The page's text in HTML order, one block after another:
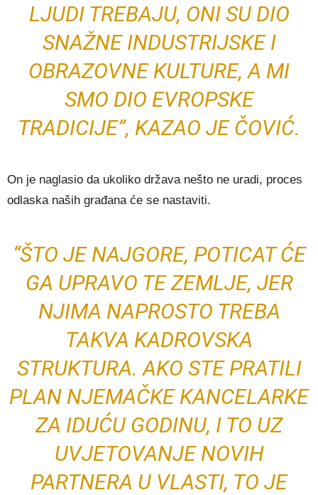
LJUDI TREBAJU, ONI SU DIO
SNAŽNE INDUSTRIJSKE I
OBRAZOVNE KULTURE, A MI
SMO DIO EVROPSKE
TRADICIJE”, KAZAO JE ČOVIĆ.
On je naglasio da ukoliko država nešto ne uradi, proces
odlaska naših građana će se nastaviti.
“ŠTO JE NAJGORE, POTICAT ĆE
GA UPRAVO TE ZEMLJE, JER
NJIMA NAPROSTO TREBA
TAKVA KADROVSKA
STRUKTURA. AKO STE PRATILI
PLAN NJEMAČKE KANCELARKE
ZA IDUĆU GODINU, I TO UZ
UVJETOVANJE NOVIH
PARTNERA U VLASTI, TO JE